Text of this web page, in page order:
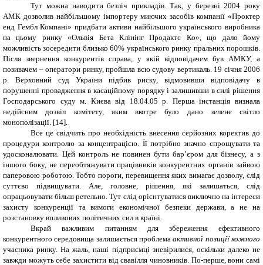
Тут можна наводити безліч прикладів. Так, у березні 2004 року
АМК дозволив найбільшому імпортеру миючих засобів компанії «Проктер
енд Гембл Компані» придбати активи найбільшого українського виробника
на цьому ринку «Ольвія Бета Клінінг Продактс Ко», що дало йому
можливість зосередити близько 60% українського ринку пральних порошків.
Після звернення конкурентів справа, у якій відповідачем був АМКУ, а
позивачем – оператори ринку, пройшла всю судову вертикаль. 19 січня 2006
р. Верховний суд України підбив риску, відмовивши відповідачу в
порушенні провадження в касаційному порядку і залишивши в силі рішення
Господарського суду м. Києва від 18.04.05 р. Перша інстанція визнала
недійсним дозвіл комітету, яким вкотре було дано зелене світло
монополізації. [14].
Все це свідчить про необхідність внесення серйозних коректив до
процедури контролю за концентрацією. Її потрібно значно спрощувати та
удосконалювати. Цей контроль не повинен бути бар’єром для бізнесу, а з
іншого боку, не переобтяжувати працівників конкурентних органів зайвою
паперовою роботою. Тобто пороги, перевищення яких вимагає дозволу, слід
суттєво підвищувати. Але, головне, рішення, які залишаться, слід
опрацьовувати більш ретельно. Тут слід орієнтуватися виключно на інтереси
захисту конкуренції та вимоги економічної безпеки держави, а не на
розстановку впливових політичних сил в країні.
Вкрай важливим питанням для збереження ефективного
конкурентного середовища залишається проблемаактивної позиції кожного
учасника ринку. На жаль, наші підприємці зневірилися, оскільки далеко не
завжди можуть себе захистити від свавілля чиновників. По-перше, вони самі